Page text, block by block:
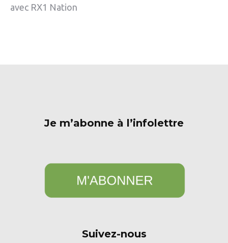
avec RX1 Nation
Je m’abonne à l’infolettre
Suivez-nous